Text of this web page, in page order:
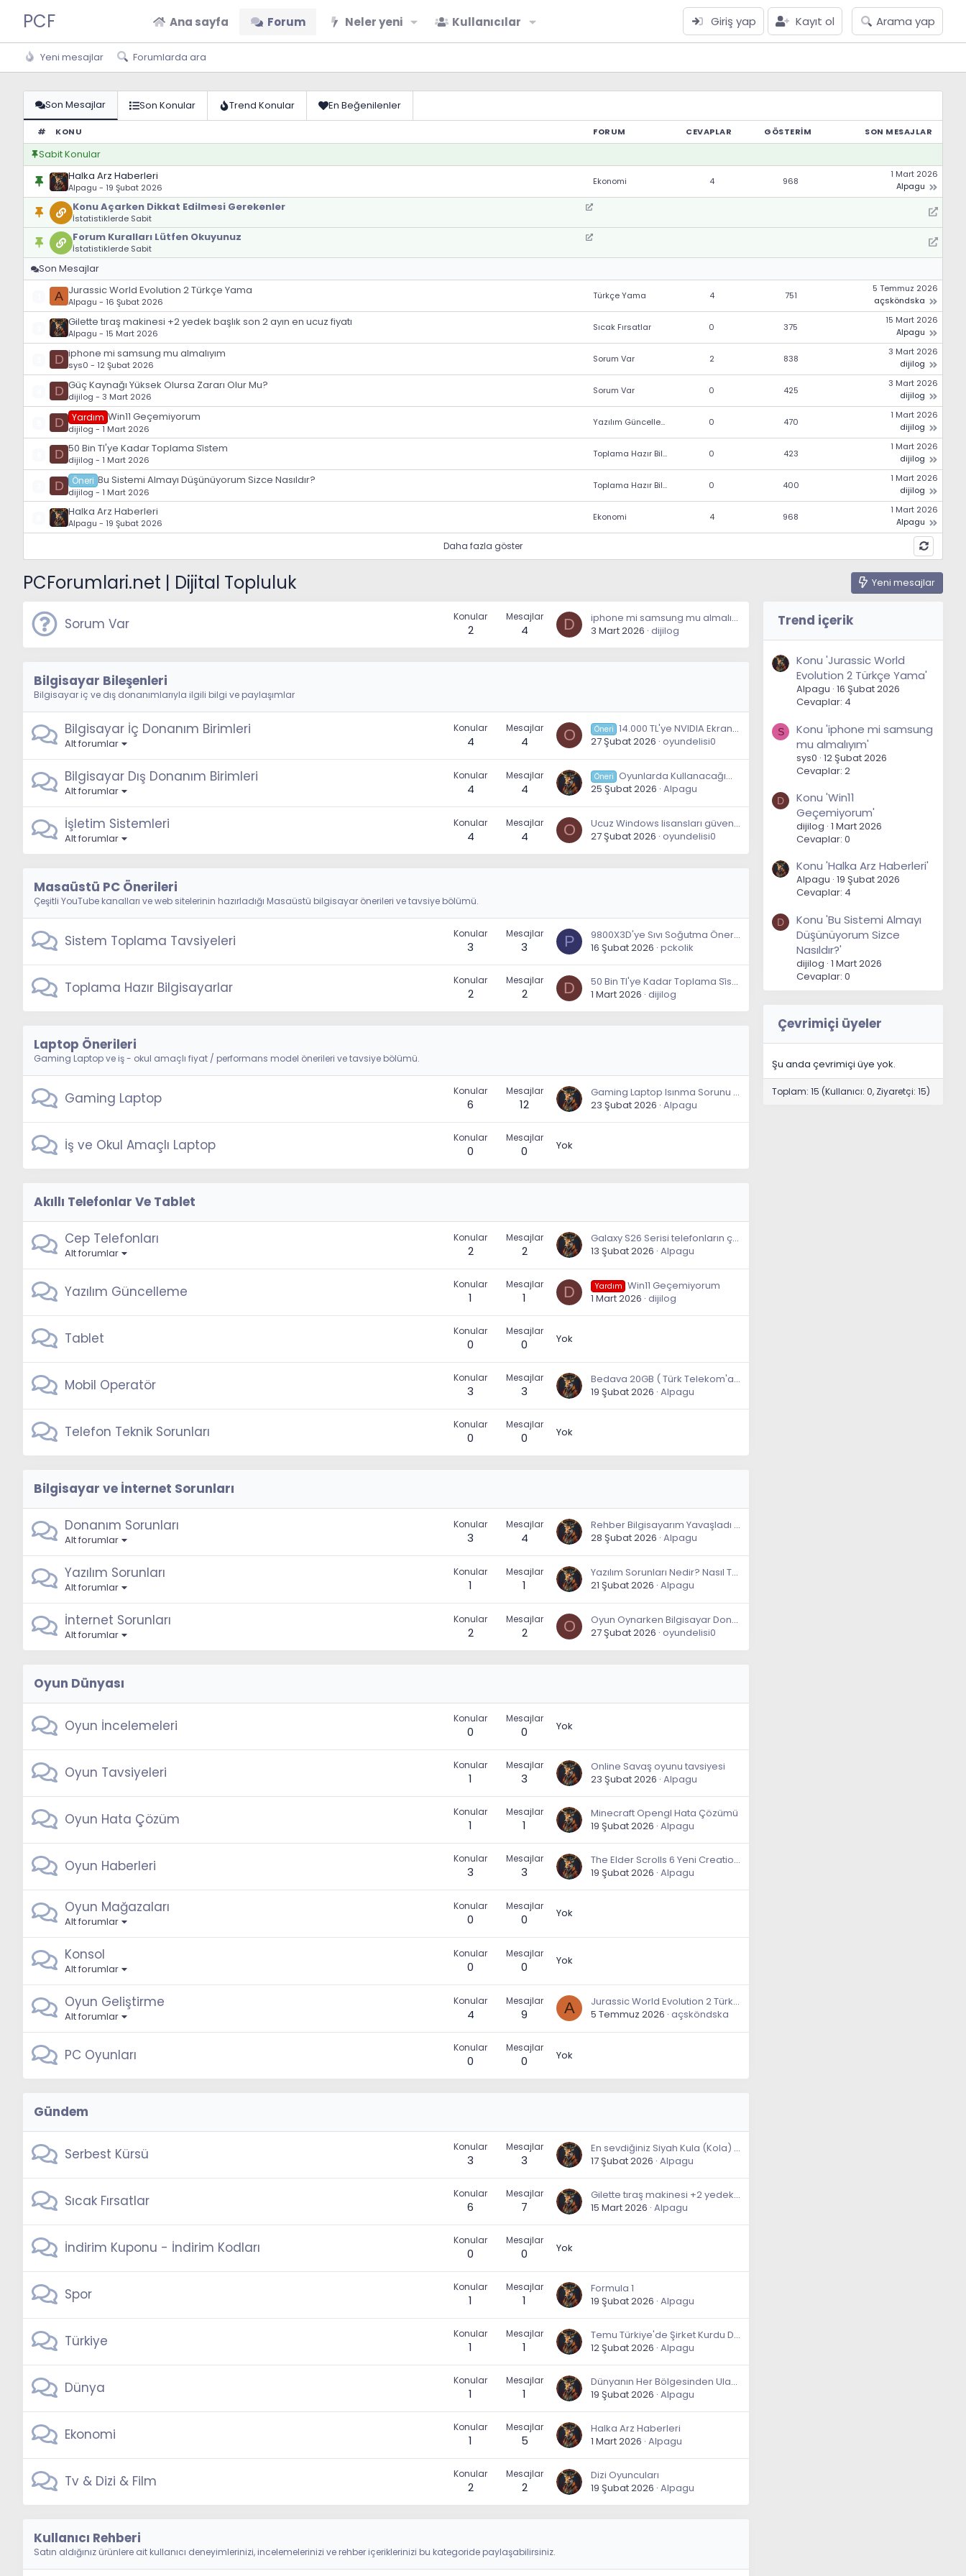
PCF Ana sayfa Forum Neler yeni Kullanıcılar Giriş yap Kayıt ol Arama yap
Yeni mesajlar Forumlarda ara
Son Mesajlar Son Konular Trend Konular En Beğenilenler
# KONU FORUM CEVAPLAR GÖSTERIM SON MESAJLAR
Sabit Konular
Halka Arz Haberleri
Alpagu - 19 Şubat 2026
Ekonomi 4 968
1 Mart 2026
Alpagu
Konu Açarken Dikkat Edilmesi Gerekenler
İstatistiklerde Sabit
Forum Kuralları Lütfen Okuyunuz
İstatistiklerde Sabit
Son Mesajlar
A Jurassic World Evolution 2 Türkçe Yama
Alpagu - 16 Şubat 2026
Türkçe Yama 4 751
5 Temmuz 2026
açsköndska
Gilette tıraş makinesi +2 yedek başlık son 2 ayın en ucuz fiyatı
Alpagu - 15 Mart 2026
Sıcak Fırsatlar 0 375
15 Mart 2026
Alpagu
D iphone mi samsung mu almalıyım
sys0 - 12 Şubat 2026
Sorum Var 2 838
3 Mart 2026
dijilog
D Güç Kaynağı Yüksek Olursa Zararı Olur Mu?
dijilog - 3 Mart 2026
Sorum Var 0 425
3 Mart 2026
dijilog
D Yardım Win11 Geçemiyorum
dijilog - 1 Mart 2026
Yazılım Güncelleme 0 470
1 Mart 2026
dijilog
D 50 Bin Tl'ye Kadar Toplama Si̇stem
dijilog - 1 Mart 2026
Toplama Hazır Bilgisayarlar 0 423
1 Mart 2026
dijilog
D Öneri Bu Sistemi Almayı Düşünüyorum Sizce Nasıldır?
dijilog - 1 Mart 2026
Toplama Hazır Bilgisayarlar 0 400
1 Mart 2026
dijilog
Halka Arz Haberleri
Alpagu - 19 Şubat 2026
Ekonomi 4 968
1 Mart 2026
Alpagu
Daha fazla göster
PCForumlari.net | Dijital Topluluk Yeni mesajlar
Sorum Var Konular
2
Mesajlar
4 D
iphone mi samsung mu almalıyım
3 Mart 2026 dijilog
Bilgisayar Bileşenleri
Bilgisayar iç ve dış donanımlarıyla ilgili bilgi ve paylaşımlar
Bilgisayar İç Donanım Birimleri
Alt forumlar
Konular
4
Mesajlar
4 O Öneri 14.000 TL'ye NVIDIA Ekran Kartı Tavsiyeleri
27 Şubat 2026 oyundelisi0
Bilgisayar Dış Donanım Birimleri
Alt forumlar
Konular
4
Mesajlar
4
Öneri Oyunlarda Kullanacağım Akıcı Maus Önerisi
25 Şubat 2026 Alpagu
İşletim Sistemleri
Alt forumlar
Konular
4
Mesajlar
4 O
Ucuz Windows lisansları güvenli mi?
27 Şubat 2026 oyundelisi0
Masaüstü PC Önerileri
Çeşitli YouTube kanalları ve web sitelerinin hazırladığı Masaüstü bilgisayar önerileri ve tavsiye bölümü.
Sistem Toplama Tavsiyeleri Konular
3
Mesajlar
3 P
9800X3D'ye Sıvı Soğutma Önerisi
16 Şubat 2026 pckolik
Toplama Hazır Bilgisayarlar Konular
2
Mesajlar
2 D
50 Bin Tl'ye Kadar Toplama Si̇stem
1 Mart 2026 dijilog
Laptop Önerileri
Gaming Laptop ve iş - okul amaçlı fiyat / performans model önerileri ve tavsiye bölümü.
Gaming Laptop Konular
6
Mesajlar
12
Gaming Laptop Isınma Sorunu Çözümü
23 Şubat 2026 Alpagu
İş ve Okul Amaçlı Laptop Konular
0
Mesajlar
0 Yok
Akıllı Telefonlar Ve Tablet
Cep Telefonları
Alt forumlar
Konular
2
Mesajlar
2
Galaxy S26 Serisi telefonların çıkış tarihi belli oldu
13 Şubat 2026 Alpagu
Yazılım Güncelleme Konular
1
Mesajlar
1 D Yardım Win11 Geçemiyorum
1 Mart 2026 dijilog
Tablet Konular
0
Mesajlar
0 Yok
Mobil Operatör Konular
3
Mesajlar
3
Bedava 20GB ( Türk Telekom'a Özel )
19 Şubat 2026 Alpagu
Telefon Teknik Sorunları Konular
0
Mesajlar
0 Yok
Bilgisayar ve İnternet Sorunları
Donanım Sorunları
Alt forumlar
Konular
3
Mesajlar
4
Rehber Bilgisayarım Yavaşladı Diyenlerin Uygulaması Gereken 13 Adım!
28 Şubat 2026 Alpagu
Yazılım Sorunları
Alt forumlar
Konular
1
Mesajlar
1
Yazılım Sorunları Nedir? Nasıl Tespit Edilir ve Çözülür?
21 Şubat 2026 Alpagu
İnternet Sorunları
Alt forumlar
Konular
2
Mesajlar
2 O
Oyun Oynarken Bilgisayar Donuyor Ve Reset Atıyor
27 Şubat 2026 oyundelisi0
Oyun Dünyası
Oyun İncelemeleri Konular
0
Mesajlar
0 Yok
Oyun Tavsiyeleri Konular
1
Mesajlar
3
Online Savaş oyunu tavsiyesi
23 Şubat 2026 Alpagu
Oyun Hata Çözüm Konular
1
Mesajlar
1
Minecraft Opengl Hata Çözümü
19 Şubat 2026 Alpagu
Oyun Haberleri Konular
3
Mesajlar
3
The Elder Scrolls 6 Yeni Creation Engine ile Geliştiriliyor
19 Şubat 2026 Alpagu
Oyun Mağazaları
Alt forumlar
Konular
0
Mesajlar
0 Yok
Konsol
Alt forumlar
Konular
0
Mesajlar
0 Yok
Oyun Geliştirme
Alt forumlar
Konular
4
Mesajlar
9 A
Jurassic World Evolution 2 Türkçe Yama
5 Temmuz 2026 açsköndska
PC Oyunları Konular
0
Mesajlar
0 Yok
Gündem
Serbest Kürsü Konular
3
Mesajlar
3
En sevdiğiniz Siyah Kula (Kola) Markası?
17 Şubat 2026 Alpagu
Sıcak Fırsatlar Konular
6
Mesajlar
7
Gilette tıraş makinesi +2 yedek başlık son 2 ayın en ucuz fiyatı
15 Mart 2026 Alpagu
İndirim Kuponu - İndirim Kodları Konular
0
Mesajlar
0 Yok
Spor Konular
1
Mesajlar
1
Formula 1
19 Şubat 2026 Alpagu
Türkiye Konular
1
Mesajlar
1
Temu Türkiye'de Şirket Kurdu Detaylar
12 Şubat 2026 Alpagu
Dünya Konular
1
Mesajlar
1
Dünyanın Her Bölgesinden Ulaşım
19 Şubat 2026 Alpagu
Ekonomi Konular
1
Mesajlar
5
Halka Arz Haberleri
1 Mart 2026 Alpagu
Tv & Dizi & Film Konular
2
Mesajlar
2
Dizi Oyuncuları
19 Şubat 2026 Alpagu
Kullanıcı Rehberi
Satın aldığınız ürünlere ait kullanıcı deneyimlerinizi, incelemelerinizi ve rehber içeriklerinizi bu kategoride paylaşabilirsiniz.
Trend içerik
Konu 'Jurassic World
Evolution 2 Türkçe Yama'
Alpagu 16 Şubat 2026
Cevaplar: 4
S
Konu 'iphone mi samsung
mu almalıyım'
sys0 12 Şubat 2026
Cevaplar: 2
D
Konu 'Win11
Geçemiyorum'
dijilog 1 Mart 2026
Cevaplar: 0
Konu 'Halka Arz Haberleri'
Alpagu 19 Şubat 2026
Cevaplar: 4
D
Konu 'Bu Sistemi Almayı
Düşünüyorum Sizce
Nasıldır?'
dijilog 1 Mart 2026
Cevaplar: 0
Çevrimiçi üyeler
Şu anda çevrimiçi üye yok.
Toplam: 15 (Kullanıcı: 0, Ziyaretçi: 15)